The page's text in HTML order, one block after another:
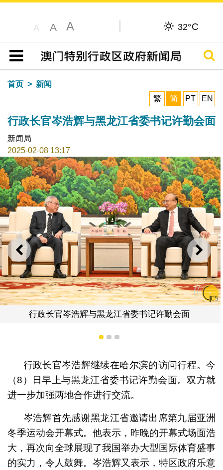
A A A 32°C
目录
搜寻
首页
新闻
繁
简 PT EN
行政长官岑浩辉与黑龙江省委书记许勤会面
新闻局
2025-02-08 13:17
上一则 下一
委书记许勤会面 行政长官岑浩辉与黑龙
1 2 3
行政长官岑浩辉继续在哈尔滨的访问行程。今
（8）日早上与黑龙江省委书记许勤会面。双方就
进一步加强两地合作进行交流。
岑浩辉首先感谢黑龙江省邀请出席第九届亚洲
冬季运动会开幕式。他表示，昨晚的开幕式场面浩
大，再次向全球展现了我国举办大型国际体育盛事
的实力，令人鼓舞。岑浩辉又表示，特区政府乐意